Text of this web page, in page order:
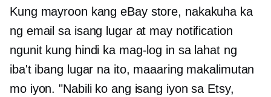
Kung mayroon kang eBay store, nakakuha ka
ng email sa isang lugar at may notification
ngunit kung hindi ka mag-log in sa lahat ng
iba't ibang lugar na ito, maaaring makalimutan
mo iyon. "Nabili ko ang isang iyon sa Etsy,